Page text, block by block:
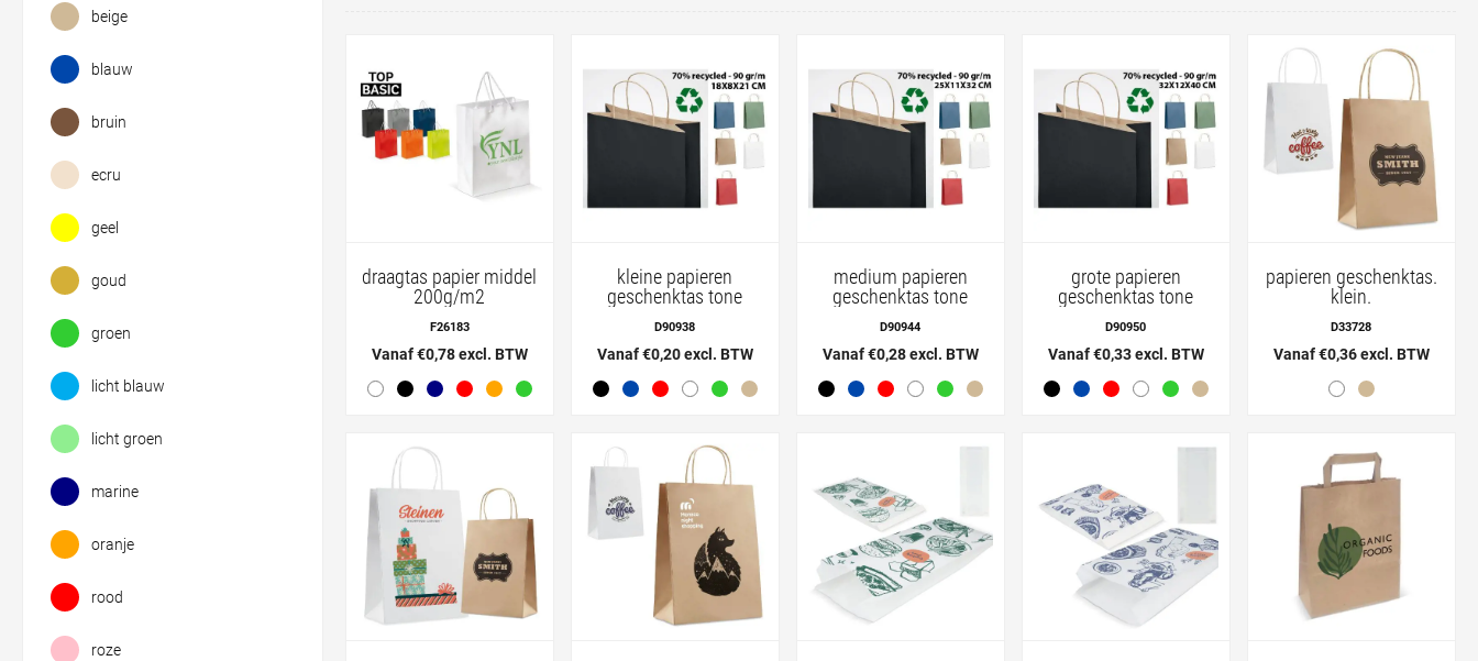
beige
blauw
bruin
ecru
geel
goud
groen
licht blauw
licht groen
marine
oranje
rood
roze
draagtas papier middel
200g/m2
F26183
Vanaf €0,78 excl. BTW
kleine papieren
geschenktas tone
D90938
Vanaf €0,20 excl. BTW
medium papieren
geschenktas tone
D90944
Vanaf €0,28 excl. BTW
grote papieren
geschenktas tone
D90950
Vanaf €0,33 excl. BTW
papieren geschenktas.
klein.
D33728
Vanaf €0,36 excl. BTW